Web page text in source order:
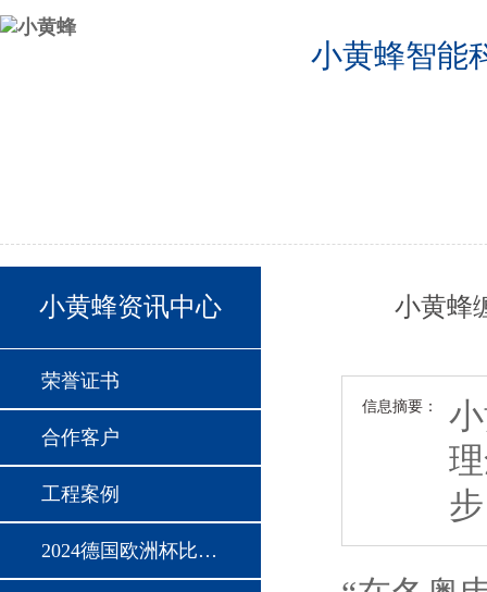
小黄蜂智能
小黄蜂
信息摘要：
小黄蜂资讯中心
荣誉证书
合作客户
工程案例
2024德国欧洲杯比赛时间